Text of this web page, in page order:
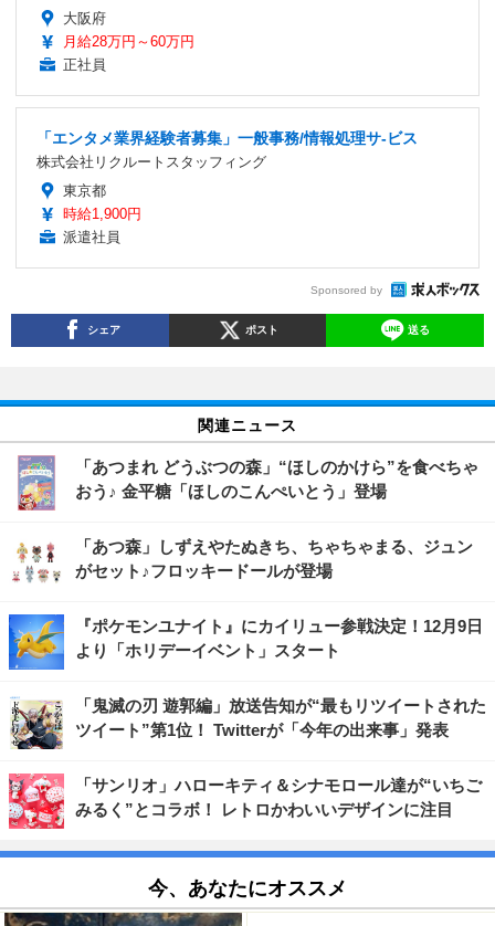
大阪府
月給28万円～60万円
正社員
「エンタメ業界経験者募集」一般事務/情報処理サ-ビス
株式会社リクルートスタッフィング
東京都
時給1,900円
派遣社員
Sponsored by
シェア ポスト 送る
関連ニュース
「あつまれ どうぶつの森」“ほしのかけら”を食べちゃ
おう♪ 金平糖「ほしのこんぺいとう」登場
「あつ森」しずえやたぬきち、ちゃちゃまる、ジュン
がセット♪フロッキードールが登場
『ポケモンユナイト』にカイリュー参戦決定！12月9日
より「ホリデーイベント」スタート
「鬼滅の刃 遊郭編」放送告知が“最もリツイートされた
ツイート”第1位！ Twitterが「今年の出来事」発表
「サンリオ」ハローキティ＆シナモロール達が“いちご
みるく”とコラボ！ レトロかわいいデザインに注目
今、あなたにオススメ